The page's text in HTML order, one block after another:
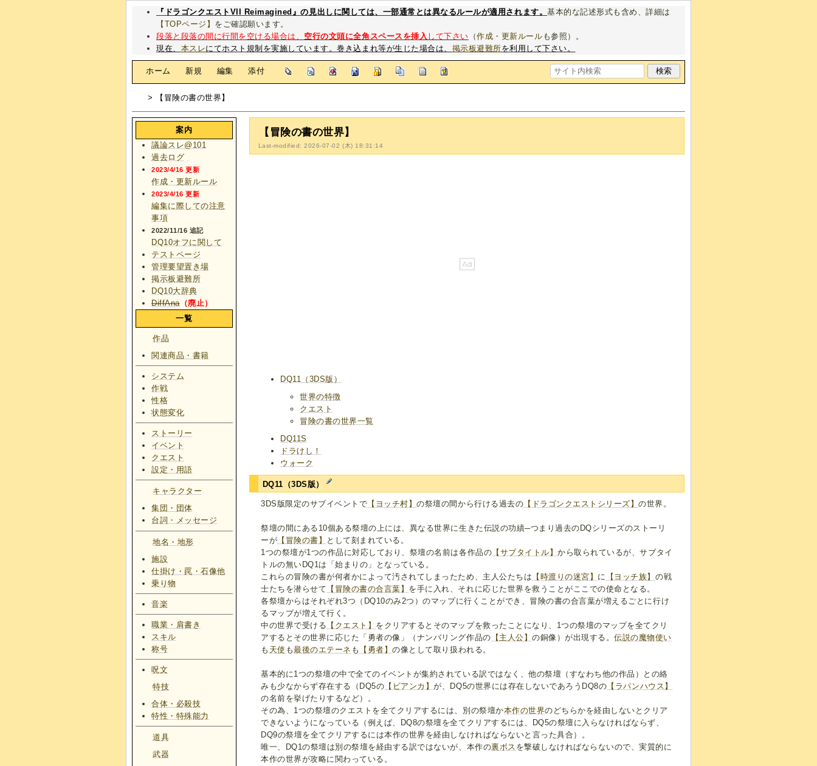
『ドラゴンクエストVII Reimagined』の見出しに関しては、一部通常とは異なるルールが適用されます。基本的な記述形式も含め、詳細は
【TOPページ】 をご確認願います。
段落と段落の間に行間を空ける場合は、 空行の文頭に全角スペースを挿入 して下さい （作成・更新ルール も参照）。
現在、 本スレにてホスト規制を実施しています。巻き込まれ等が生じた場合は、 掲示板避難所を利用して下さい。
ホーム 新規 編集 添付
> 【冒険の書の世界】
【冒険の書の世界】
Last-modified: 2026-07-02 (木) 18:31:14
DQ11（3DS版）
世界の特徴
クエスト
冒険の書の世界一覧
DQ11S
ドラけし！
ウォーク
DQ11（3DS版）
3DS版限定のサブイベントで 【ヨッチ村】の祭壇の間から行ける過去の 【ドラゴンクエストシリーズ】の世界。
祭壇の間にある10個ある祭壇の上には、異なる世界に生きた伝説の功績─つまり過去のDQシリーズのストーリ
ーが 【冒険の書】
として刻まれている。
1つの祭壇が1つの作品に対応しており、祭壇の名前は各作品の 【サブタイトル】から取られているが、サブタイ
トルの無いDQ1は「始まりの」となっている。
これらの冒険の書が何者かによって汚されてしまったため、主人公たちは 【時渡りの迷宮】 に 【ヨッチ族】 の戦
士たちを潜らせて 【冒険の書の合言葉】 を手に入れ、それに応じた世界を救うことがここでの使命となる。
各祭壇からはそれぞれ3つ（DQ10のみ2つ）のマップに行くことができ、冒険の書の合言葉が増えるごとに行け
るマップが増えて行く。
中の世界で受ける 【クエスト】 をクリアするとそのマップを救ったことになり、1つの祭壇のマップを全てクリ
アするとその世界に応じた「勇者の像」（ナンバリング作品の 【主人公】の銅像）が出現する。伝説の魔物使い
も 天使 も最後のエテーネ も 【勇者】の像として取り扱われる。
基本的に1つの祭壇の中で全てのイベントが集約されている訳ではなく、他の祭壇（すなわち他の作品）との絡
みも少なからず存在する（DQ5の 【ビアンカ】が、DQ5の世界には存在しないであろうDQ8の 【ラパンハウス】
の名前を挙げたりするなど）。
その為、1つの祭壇のクエストを全てクリアするには、別の祭壇か本作の世界のどちらかを経由しないとクリア
できないようになっている（例えば、DQ8の祭壇を全てクリアするには、DQ5の祭壇に入らなければならず、
DQ9の祭壇を全てクリアするには本作の世界を経由しなければならないと言った具合）。
唯一、DQ1の祭壇は別の祭壇を経由する訳ではないが、本作の裏ボス を撃破しなければならないので、実質的に
本作の世界が攻略に関わっている。
案内
議論スレ@101
過去ログ
2023/4/16 更新
作成・更新ルール
2023/4/16 更新
編集に際しての注意
事項
2022/11/16 追記
DQ10オフに関して
テストページ
管理要望置き場
掲示板避難所
DQ10大辞典
DiffAna（廃止）
一覧
作品
関連商品・書籍
システム
作戦
性格
状態変化
ストーリー
イベント
クエスト
設定・用語
キャラクター
集団・団体
台詞・メッセージ
地名・地形
施設
仕掛け・罠・石像他
乗り物
音楽
職業・肩書き
スキル
称号
呪文
特技
合体・必殺技
特性・特殊能力
道具
武器